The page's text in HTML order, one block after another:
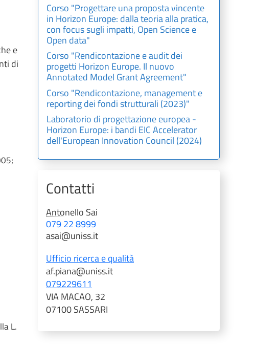
e
di
L.
Corso "Progettare una proposta vincente
in Horizon Europe: dalla teoria alla pratica,
con focus sugli impatti, Open Science e
Open data"
Corso "Rendicontazione e audit dei
progetti Horizon Europe. Il nuovo
Annotated Model Grant Agreement"
Corso "Rendicontazione, management e
reporting dei fondi strutturali (2023)"
Laboratorio di progettazione europea -
Horizon Europe: i bandi EIC Accelerator
dell'European Innovation Council (2024)
Contatti
Antonello Sai
079 22 8999
asai@uniss.it
Ufficio ricerca e qualità
af.piana@uniss.it
079229611
VIA MACAO, 32
07100 SASSARI